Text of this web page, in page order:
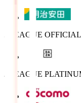
J.LEAGUE
J.LEAGUE